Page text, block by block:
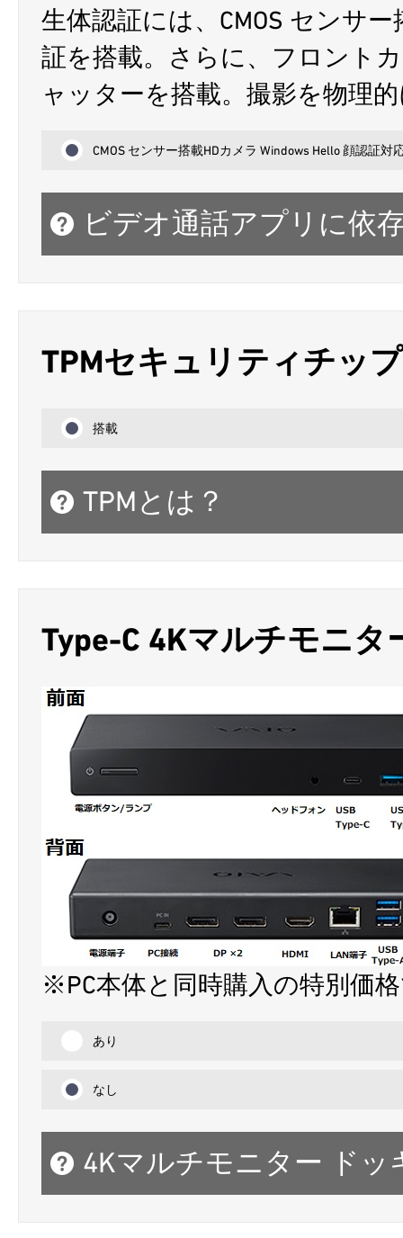
生体認証には、CMOS センサ
証を搭載。さらに、フロント
ャッターを搭載。撮影を物理
CMOS センサー搭載HDカメラ Windows Hello 顔認証対
ビデオ通話アプリに依
TPMセキュリティチップ
搭載
TPMとは？
Type-C 4Kマルチモニ
※PC本体と同時購入の特別価
あり
なし
4Kマルチモニター ド